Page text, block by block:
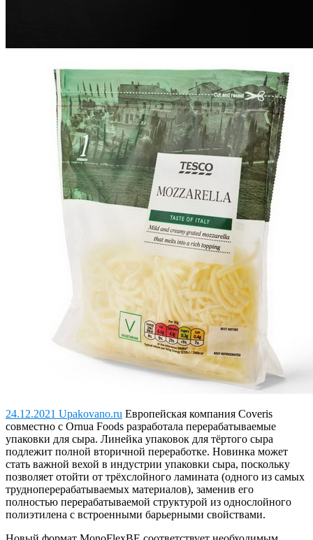
24.12.2021 Upakovano.ru Европейская компания Coveris
совместно с Ornua Foods разработала перерабатываемые
упаковки для сыра. Линейка упаковок для тёртого сыра
подлежит полной вторичной переработке. Новинка может
стать важной вехой в индустрии упаковки сыра, поскольку
позволяет отойти от трёхслойного ламината (одного из самых
трудноперерабатываемых материалов), заменив его
полностью перерабатываемой структурой из однослойного
полиэтилена с встроенными барьерными свойствами.